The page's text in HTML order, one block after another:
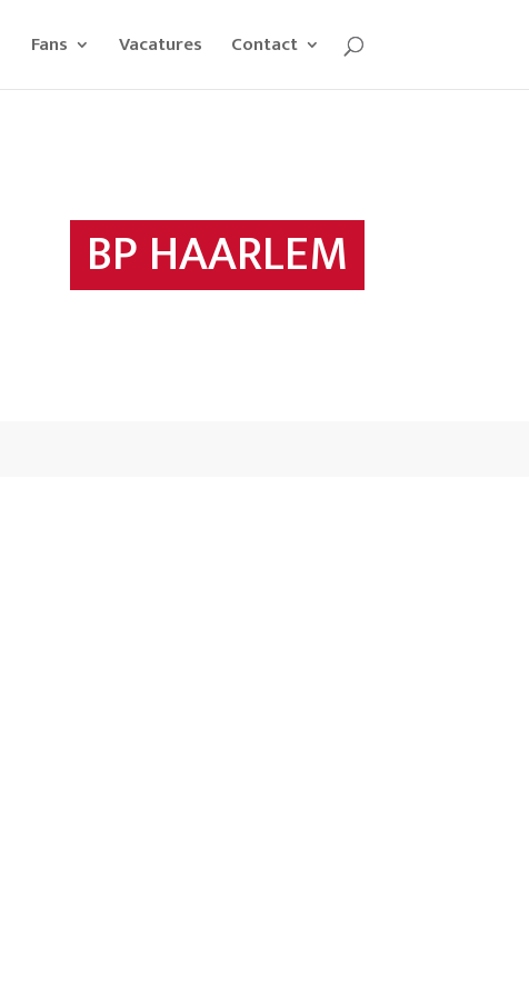
Fans Vacatures Contact
BP HAARLEM